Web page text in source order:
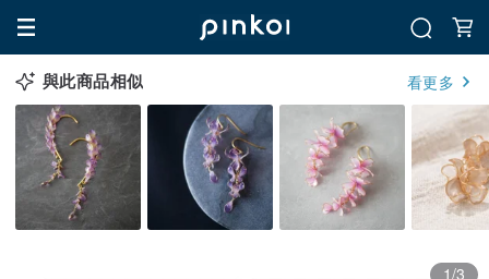
與此商品相似 看更多
1/3